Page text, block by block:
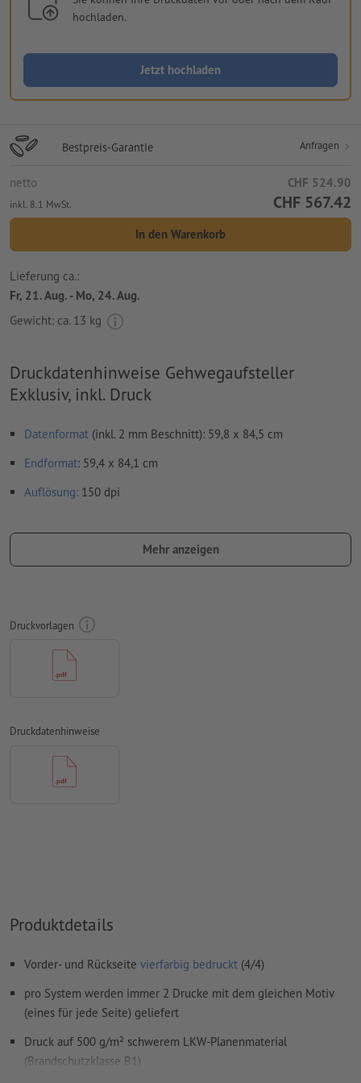
hochladen.
Jetzt hochladen
Bestpreis-Garantie Anfragen
netto CHF 524.90
inkl. 8.1 MwSt. CHF 567.42
In den Warenkorb
Lieferung ca.:
Fr, 21. Aug. - Mo, 24. Aug.
Gewicht: ca. 13 kg
Druckdatenhinweise Gehwegaufsteller
Exklusiv, inkl. Druck
Datenformat (inkl. 2 mm Beschnitt): 59,8 x 84,5 cm
Endformat: 59,4 x 84,1 cm
Auflösung: 150 dpi
Schriftenmüssen vollständig eingebettet oder in Kurven
Farbmodus:CMYK, FOGRA51 (PSO Coated v3)
Rechtschreib- und Satzfehler
Überdruckeneinstellungen
Inhalte vonFormularfeldern
Wie lege ich Druckdaten richtig an?
Mehr anzeigen
Druckvorlagen
Druckdatenhinweise
Produktdetails
Vorder- und Rückseite vierfarbig bedruckt (4/4)
pro System werden immer 2 Drucke mit dem gleichen Motiv
(eines für jede Seite) geliefert
Druck auf 500 g/m² schwerem LKW-Planenmaterial
(Brandschutzklasse B1)